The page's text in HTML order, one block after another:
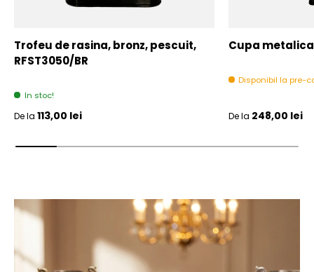
Trofeu de rasina, bronz, pescuit,
RFST3050/BR
In stoc!
Pret initial
De la 113,00 lei
Cupa
Disponibil la pre-
Pret initial
De la 248,00 lei